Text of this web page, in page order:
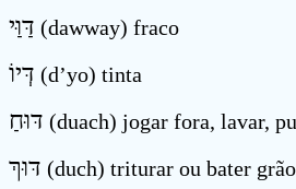
דַּוַּי (dawway) fraco
דְּיוֹ (d’yo) tinta
דּוּחַ (duach) jogar fora, lavar,
דּוּךְ (duch) triturar ou bater